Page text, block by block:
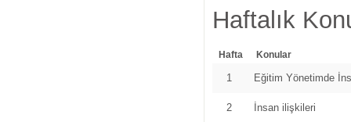
Haftalık
Hafta Konular
1 Eğitim Yönetimde
2 İnsan ilişkileri